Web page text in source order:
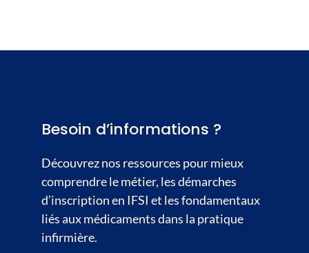
Besoin d’informations ?
Découvrez nos ressources pour mieux
comprendre le métier, les démarches
d’inscription en IFSI et les fondamentaux
liés auxmédicamentsdans la pratique
infirmière.